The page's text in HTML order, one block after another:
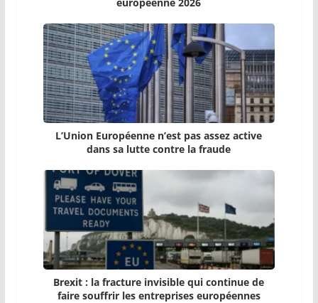
L’Union Européenne n’est pas assez active
dans sa lutte contre la fraude
Brexit : la fracture invisible qui continue de
faire souffrir les entreprises européennes